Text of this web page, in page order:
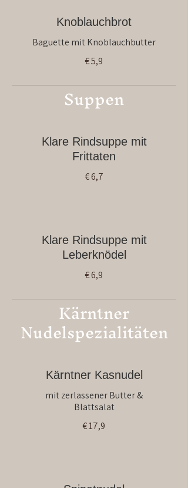
Knoblauchbrot
Baguette mit Knoblauchbutter
€ 5,9
Suppen
Klare Rindsuppe mit
Frittaten
€ 6,7
Klare Rindsuppe mit
Leberknödel
€ 6,9
Kärntner
Nudelspezialitäten
Kärntner Kasnudel
mit zerlassener Butter &
Blattsalat
€ 17,9